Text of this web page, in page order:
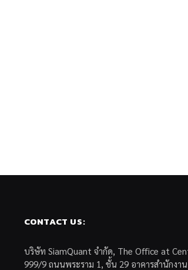
CONTACT US:
บริษัท SiamQuant จำกัด, The Office at
999/9 ถนนพระราม 1, ชั้น 29 อาคารสำนักงา